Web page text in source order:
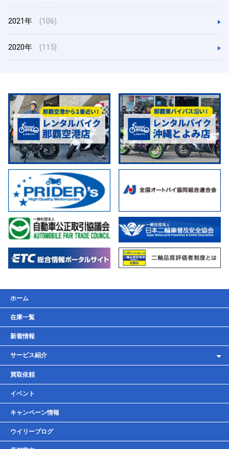
2021年 (106)
2020年 (115)
ホーム
在庫一覧
新着情報
サービス紹介
レンタルバイク
車検・点検・整備
貸しガレージ
買取依頼
イベント
キャンペーン情報
ウイリーブログ